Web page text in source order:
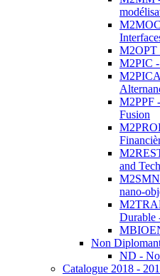
M2OPT
M2PIC
M2PPF
Fusion
and
nano-
Non
ND -
Catalogue 2018 -